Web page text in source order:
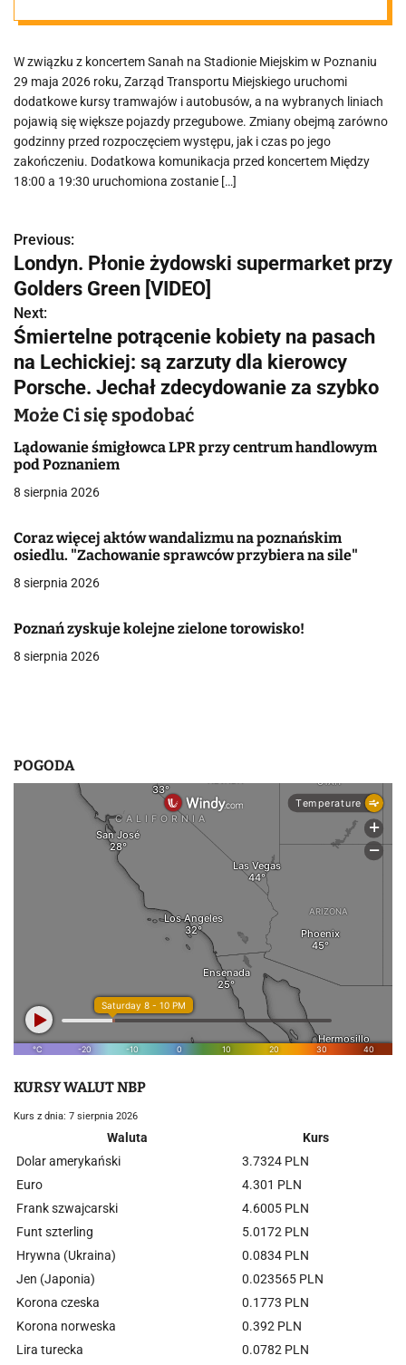
Poznaniu
W związku z koncertem Sanah na Stadionie Miejskim w Poznaniu
29 maja 2026 roku, Zarząd Transportu Miejskiego uruchomi
dodatkowe kursy tramwajów i autobusów, a na wybranych liniach
pojawią się większe pojazdy przegubowe. Zmiany obejmą zarówno
godzinny przed rozpoczęciem występu, jak i czas po jego
zakończeniu. Dodatkowa komunikacja przed koncertem Między
18:00 a 19:30 uruchomiona zostanie […]
N
a
w
i
g
a
c
j
w
p
i
s
Previous:
Londyn. Płonie żydowski supermarket przy
Golders Green [VIDEO]
Next:
Śmiertelne potrącenie kobiety na pasach
na Lechickiej: są zarzuty dla kierowcy
Porsche. Jechał zdecydowanie za szybko
Może Ci się spodobać
Lądowanie śmigłowca LPR przy centrum handlowym
pod Poznaniem
8 sierpnia 2026
Coraz więcej aktów wandalizmu na poznańskim
osiedlu. "Zachowanie sprawców przybiera na sile"
8 sierpnia 2026
Poznań zyskuje kolejne zielone torowisko!
8 sierpnia 2026
POGODA
KURSY WALUT NBP
Kurs z dnia: 7 sierpnia 2026
Waluta
Kurs
Dolar amerykański
3.7324 PLN
Euro
4.301 PLN
Frank szwajcarski
4.6005 PLN
Funt szterling
5.0172 PLN
Hrywna (Ukraina)
0.0834 PLN
Jen (Japonia)
0.023565 PLN
Korona czeska
0.1773 PLN
Korona norweska
0.392 PLN
Lira turecka
0.0782 PLN